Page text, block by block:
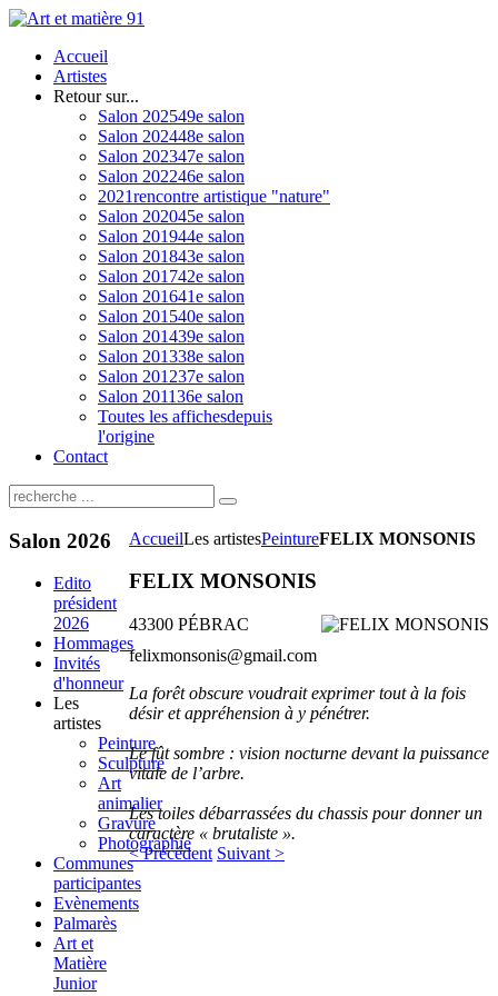
Accueil
Artistes
Retour sur...
Salon 202549e salon
Salon 202448e salon
Salon 202347e salon
Salon 202246e salon
2021rencontre artistique "nature"
Salon 202045e salon
Salon 201944e salon
Salon 201843e salon
Salon 201742e salon
Salon 201641e salon
Salon 201540e salon
Salon 201439e salon
Salon 201338e salon
Salon 201237e salon
Salon 201136e salon
Toutes les affichesdepuis
l'origine
Contact
AccueilLes artistesPeintureFELIX MONSONIS
FELIX MONSONIS
43300 PÉBRAC
felixmonsonis@gmail.com
La forêt obscure voudrait exprimer tout à la fois
désir et appréhension à y pénétrer.
Le fût sombre : vision nocturne devant la puissance
vitale de l’arbre.
Les toiles débarrassées du chassis pour donner un
caractère « brutaliste ».
< Précédent Suivant >
Salon 2026
Edito
président
2026
Hommages
Invités
d'honneur
Les
artistes
Peinture
Sculpture
Art
animalier
Gravure
Photographie
Communes
participantes
Evènements
Palmarès
Art et
Matière
Junior